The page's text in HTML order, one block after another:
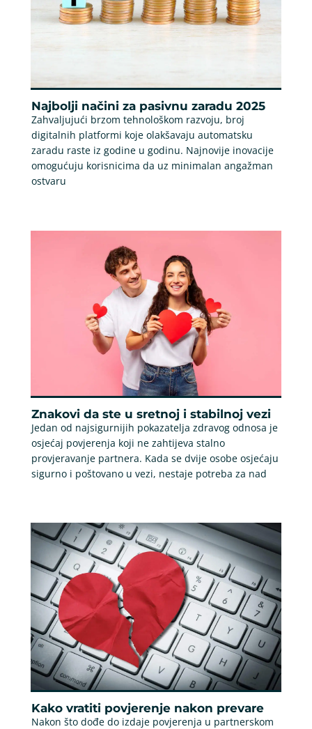
Najbolji načini za pasivnu zaradu 2025
Zahvaljujući brzom tehnološkom razvoju, broj
digitalnih platformi koje olakšavaju automatsku
zaradu raste iz godine u godinu. Najnovije inovacije
omogućuju korisnicima da uz minimalan angažman
ostvaru
Znakovi da ste u sretnoj i stabilnoj vezi
Jedan od najsigurnijih pokazatelja zdravog odnosa je
osjećaj povjerenja koji ne zahtijeva stalno
provjeravanje partnera. Kada se dvije osobe osjećaju
sigurno i poštovano u vezi, nestaje potreba za nad
Kako vratiti povjerenje nakon prevare
Nakon što dođe do izdaje povjerenja u partnerskom